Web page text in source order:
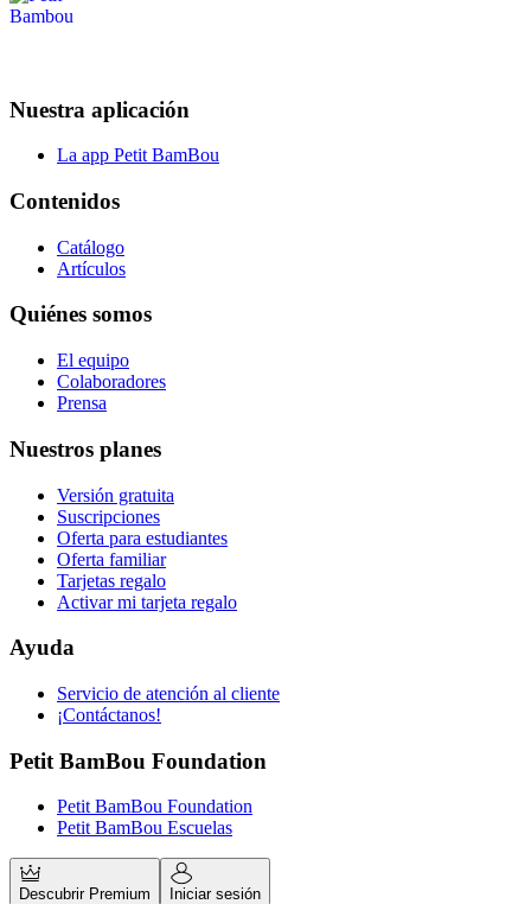
Nuestra aplicación
La app Petit BamBou
Contenidos
Catálogo
Artículos
Quiénes somos
El equipo
Colaboradores
Prensa
Nuestros planes
Versión gratuita
Suscripciones
Oferta para estudiantes
Oferta familiar
Tarjetas regalo
Activar mi tarjeta regalo
Ayuda
Servicio de atención al cliente
¡Contáctanos!
Petit BamBou Foundation
Petit BamBou Foundation
Petit BamBou Escuelas
Descubrir Premium Iniciar sesión